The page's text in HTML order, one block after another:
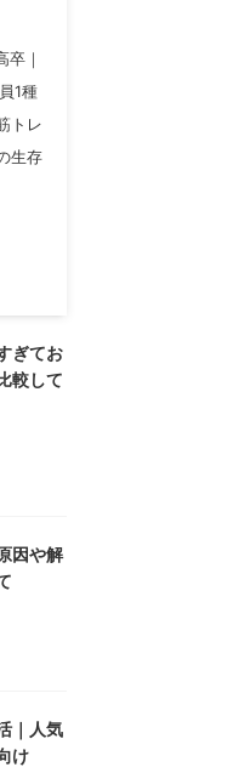
卒｜
1種
トレ
生存
ぎてお
較して
因や解
｜人気
け